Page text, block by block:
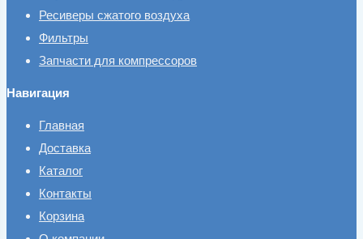
Ресиверы сжатого воздуха
Фильтры
Запчасти для компрессоров
Навигация
Главная
Доставка
Каталог
Контакты
Корзина